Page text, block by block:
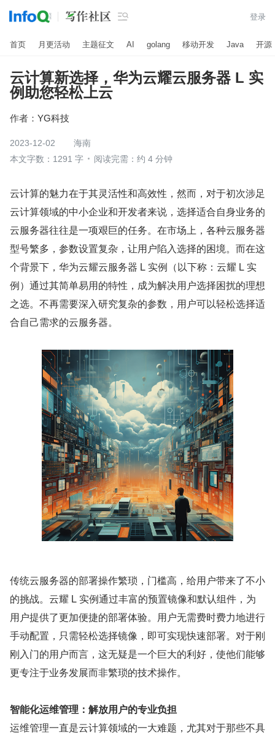
 登录
首页 月更活动 主题征文 AI golang 移动开发 Java 开源
云计算新选择，华为云耀云服务器 L 实
例助您轻松上云
作者： YG科技
2023-12-02
海南
本文字数：1291 字
阅读完需：约 4 分钟
云计算的魅力在于其灵活性和高效性，然而，对于初次涉足
云计算领域的中小企业和开发者来说，选择适合自身业务的
云服务器往往是一项艰巨的任务。在市场上，各种云服务器
型号繁多，参数设置复杂，让用户陷入选择的困境。而在这
个背景下，华为云耀云服务器 L 实例（以下称：云耀 L 实
例）通过其简单易用的特性，成为解决用户选择困扰的理想
之选。不再需要深入研究复杂的参数，用户可以轻松选择适
合自己需求的云服务器。
传统云服务器的部署操作繁琐，门槛高，给用户带来了不小
的挑战。云耀 L 实例通过丰富的预置镜像和默认组件，为
用户提供了更加便捷的部署体验。用户无需费时费力地进行
手动配置，只需轻松选择镜像，即可实现快速部署。对于刚
刚入门的用户而言，这无疑是一个巨大的利好，使他们能够
更专注于业务发展而非繁琐的技术操作。
智能化运维管理：解放用户的专业负担
运维管理一直是云计算领域的一大难题，尤其对于那些不具